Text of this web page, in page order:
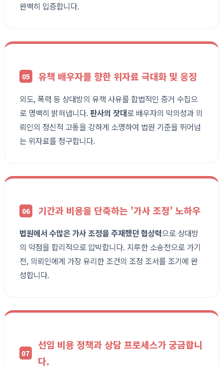
완벽히 입증합니다.
05 유책 배우자를 향한 위자료 극대화 및 응징
외도, 폭력 등 상대방의 유책 사유를 합법적인 증거 수집으
로 명백히 밝혀냅니다.판사의 잣대로 배우자의 악의성과 의
뢰인의 정신적 고통을 강하게 소명하여 법원 기준을 뛰어넘
는 위자료를 청구합니다.
06 기간과 비용을 단축하는 '가사 조정' 노하우
법원에서 수많은 가사 조정을 주재했던 협상력으로 상대방
의 약점을 합리적으로 압박합니다. 지루한 소송전으로 가기
전, 의뢰인에게 가장 유리한 조건의 조정 조서를 조기에 완
성합니다.
07
선임 비용 정책과 상담 프로세스가 궁금합니
다.